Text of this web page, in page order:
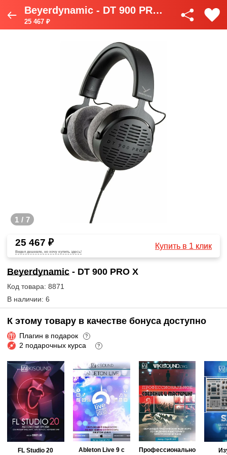
Beyerdynamic - DT 900 PRO X
25 467 ₽
1 / 7
25 467 ₽
Видел дешевле, но хочу купить здесь!
Купить в 1 клик
Beyerdynamic - DT 900 PRO X
Код товара: 8871
В наличии: 6
К этому товару в качестве бонуса доступно
Плагин в подарок ?
2 подарочных курса ?
FL Studio 20
Ableton Live 9 с
Профессионально